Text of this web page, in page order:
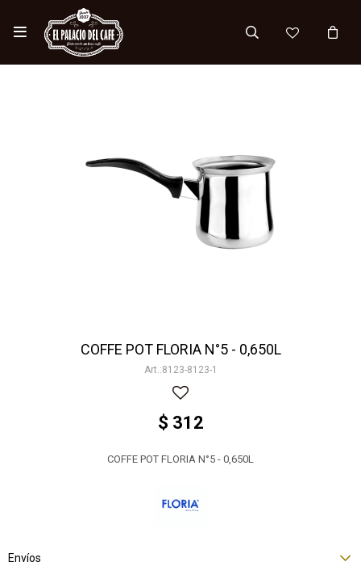

COFFE POT FLORIA N°5 - 0,650L
8123-8123-1
$ 312
COFFE POT FLORIA N°5 - 0,650L
Envíos